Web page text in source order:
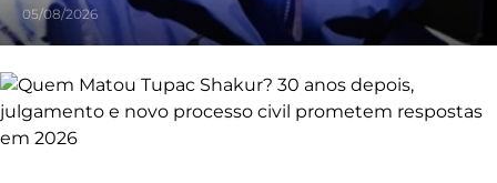
05/08/2026